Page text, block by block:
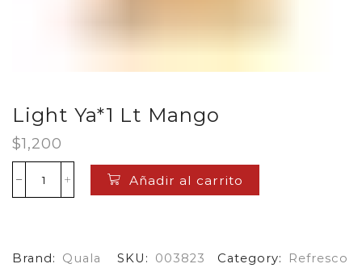
Light Ya*1 Lt Mango
$1,200
Light
Ya*1
Añadir al carrito
Brand: Quala SKU: 003823 Category: Refresco